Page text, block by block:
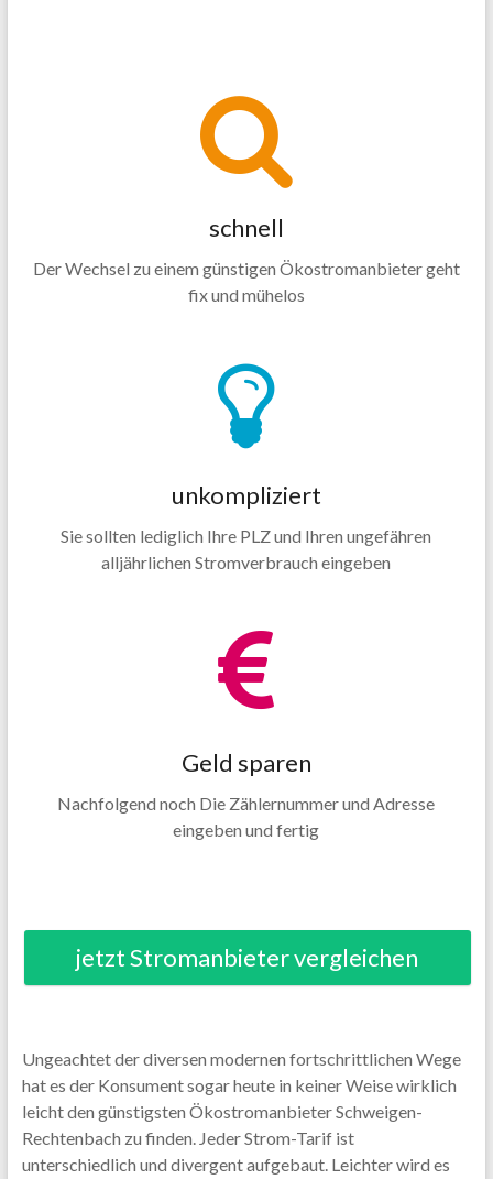
schnell
Der Wechsel zu einem günstigen Ökostromanbieter geht
fix und mühelos
unkompliziert
Sie sollten lediglich Ihre PLZ und Ihren ungefähren
alljährlichen Stromverbrauch eingeben
Geld sparen
Nachfolgend noch Die Zählernummer und Adresse
eingeben und fertig
jetzt Stromanbieter vergleichen
Ungeachtet der diversen modernen fortschrittlichen Wege
hat es der Konsument sogar heute in keiner Weise wirklich
leicht den günstigsten Ökostromanbieter Schweigen-
Rechtenbach zu finden. Jeder Strom-Tarif ist
unterschiedlich und divergent aufgebaut. Leichter wird es